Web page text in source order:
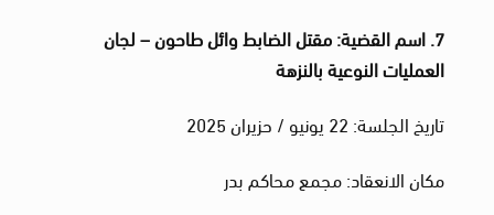
7. اسم القضية: مقتل الضابط وائل طاحون – لجان
العمليات النوعية بالنزهة
تاريخ الجلسة: 22 يونيو / حزيران 2025
مكان الانعقاد: مجمع محاكم بدر